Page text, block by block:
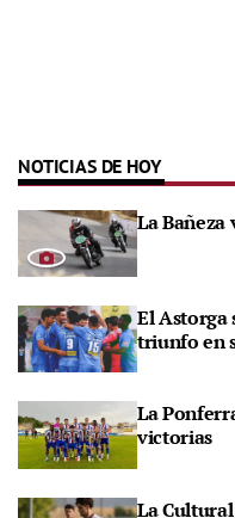
NOTICIAS DE HOY
La
El Astorga
triunfo en
La
victorias
La